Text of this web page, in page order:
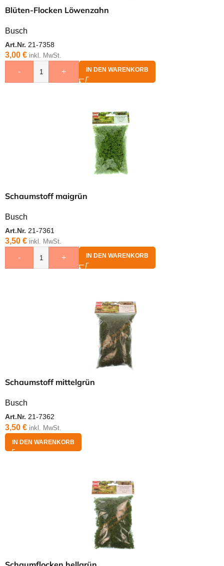
Blüten-Flocken Löwenzahn
Busch
Art.Nr. 21-7358
3,00 € inkl. MwSt.
- + IN DEN WARENKORB
Schaumstoff maigrün
Busch
Art.Nr. 21-7361
3,50 € inkl. MwSt.
- + IN DEN WARENKORB
Schaumstoff mittelgrün
Busch
Art.Nr. 21-7362
3,50 € inkl. MwSt.
IN DEN WARENKORB